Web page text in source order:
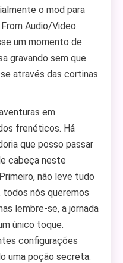
o mod para
Audio/Video.
um momento de
gravando sem que
através das cortinas
em
frenéticos. Há
que posso passar
cabeça neste
não leve tudo
todos nós queremos
lembre-se, a jornada
único toque.
configurações
uma poção secreta.